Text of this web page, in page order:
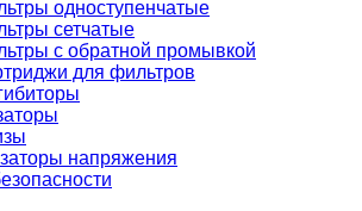
одноступенчатые
сетчатые
с обратной промывкой
для фильтров
напряжения